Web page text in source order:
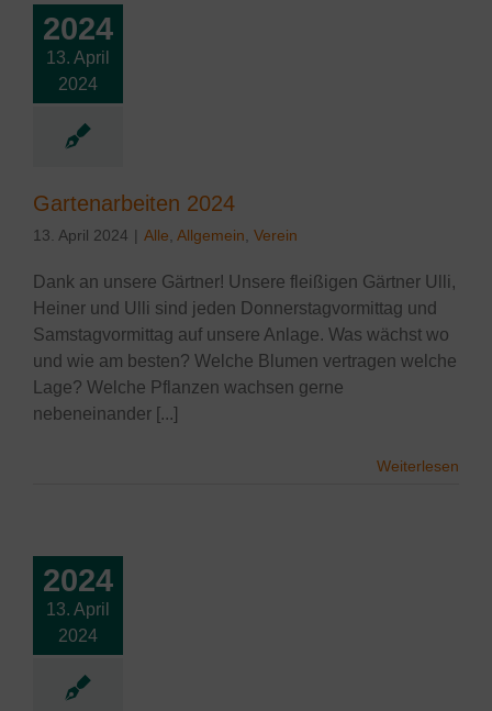
2024
13. April
2024
2024
Gartenarbeiten 2024
13. April 2024 | Alle Allgemein Verein
Dank an unsere Gärtner! Unsere fleißigen Gärtner Ulli,
Heiner und Ulli sind jeden Donnerstagvormittag und
Samstagvormittag auf unsere Anlage. Was wächst wo
und wie am besten? Welche Blumen vertragen welche
Lage? Welche Pflanzen wachsen gerne
nebeneinander [...]
Weiterlesen
2024
13. April
2024
Uesen
2024
Verein